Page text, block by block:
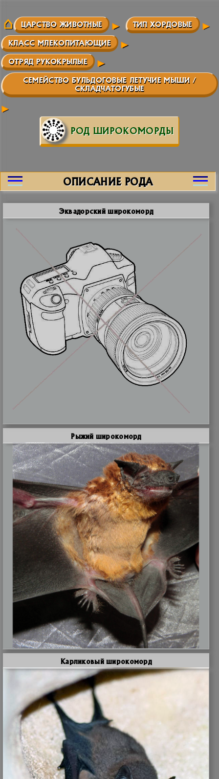
ЦАРСТВО ЖИВОТНЫЕ ТИП ХОРДОВЫЕ
КЛАСС МЛЕКОПИТАЮЩИЕ
ОТРЯД РУКОКРЫЛЫЕ
СЕМЕЙСТВО БУЛЬДОГОВЫЕ ЛЕТУЧИЕ МЫШИ /
CКЛАДЧАТОГУБЫЕ
РОД ШИРОКОМОРДЫ
ОПИСАНИЕ РОДА
Эквадорский широкоморд
Рыжий широкоморд
Карликовый широкоморд